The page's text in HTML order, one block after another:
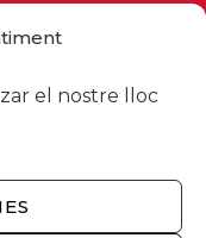
el nostre lloc
Nacional